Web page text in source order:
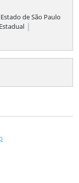
de São Paulo
|